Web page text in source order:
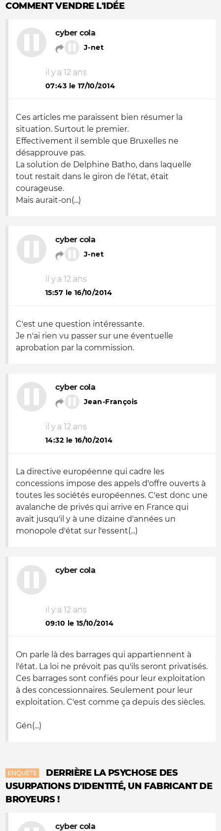
COMMENT VENDRE L'IDÉE
cyber cola
J-net
il y a 12 ans
07:43 le 17/10/2014
Ces articles me paraissent bien résumer la
situation. Surtout le premier.
Effectivement il semble que Bruxelles ne
désapprouve pas.
La solution de Delphine Batho, dans laquelle
tout restait dans le giron de l'état, était
courageuse.
Mais aurait-on(...)
cyber cola
J-net
il y a 12 ans
15:57 le 16/10/2014
C'est une question intéressante.
Je n'ai rien vu passer sur une éventuelle
aprobation par la commission.
cyber cola
Jean-François
il y a 12 ans
14:32 le 16/10/2014
La directive européenne qui cadre les
concessions impose des appels d'offre ouverts à
toutes les sociétés européennes. C'est donc une
avalanche de privés qui arrive en France qui
avait jusqu'il y à une dizaine d'années un
monopole d'état sur l'essent(...)
cyber cola
il y a 12 ans
09:10 le 15/10/2014
On parle là des barrages qui appartiennent à
l'état. La loi ne prévoit pas qu'ils seront privatisés.
Ces barrages sont confiés pour leur exploitation
à des concessionnaires. Seulement pour leur
exploitation. C'est comme ça depuis des siècles.
Gén(...)
ENQUÊTE
DERRIÈRE LA PSYCHOSE DES
USURPATIONS D'IDENTITÉ, UN FABRICANT DE
BROYEURS !
cyber cola